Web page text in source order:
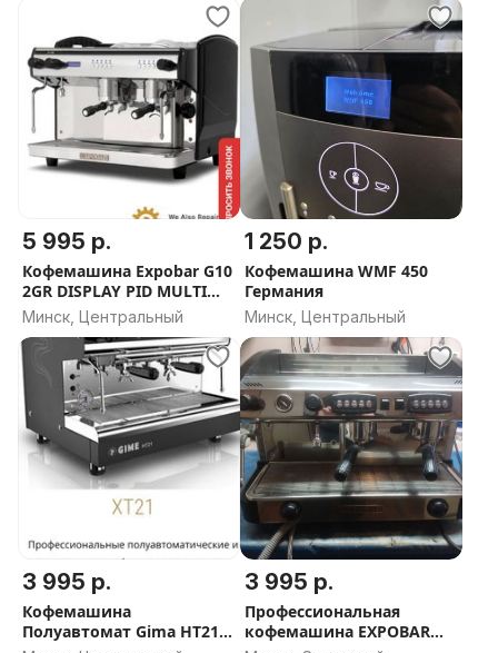
5 995 р.
Кофемашина Expobar G10
2GR DISPLAY PID MULTI
BOILER GREY TA (высокая
Минск, Центральный
1 250 р.
Кофемашина WMF 450
Германия
Минск, Центральный
3 995 р.
Кофемашина
Полуавтомат Gima HT21
3 995 р.
Профессиональная
кофемашина EXPOBAR